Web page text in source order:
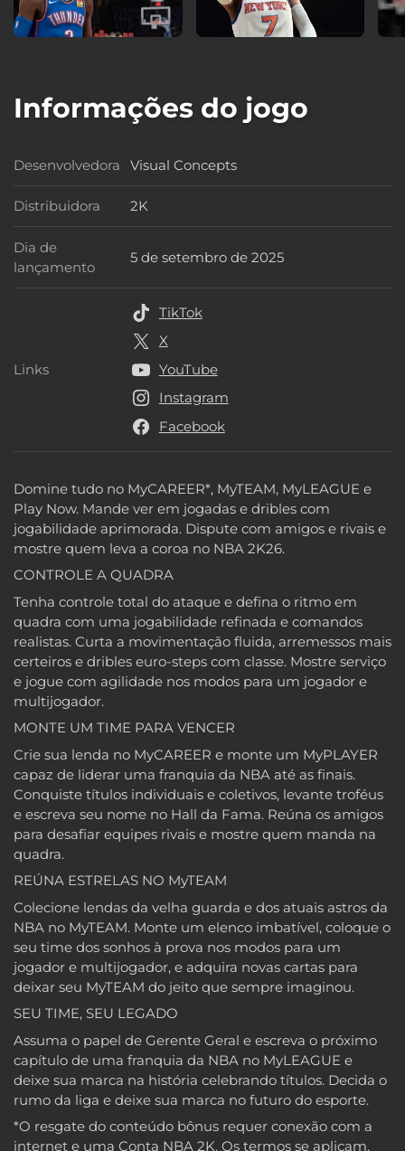
Informações do jogo
Domine tudo no MyCAREER*, MyTEAM, MyLEAGUE e
Play Now. Mande ver em jogadas e dribles com
jogabilidade aprimorada. Dispute com amigos e rivais e
mostre quem leva a coroa no NBA 2K26.
CONTROLE A QUADRA
Tenha controle total do ataque e defina o ritmo em
quadra com uma jogabilidade refinada e comandos
realistas. Curta a movimentação fluida, arremessos mais
certeiros e dribles euro-steps com classe. Mostre serviço
e jogue com agilidade nos modos para um jogador e
multijogador.
MONTE UM TIME PARA VENCER
Crie sua lenda no MyCAREER e monte um MyPLAYER
capaz de liderar uma franquia da NBA até as finais.
Conquiste títulos individuais e coletivos, levante troféus
e escreva seu nome no Hall da Fama. Reúna os amigos
para desafiar equipes rivais e mostre quem manda na
quadra.
REÚNA ESTRELAS NO MyTEAM
Colecione lendas da velha guarda e dos atuais astros da
NBA no MyTEAM. Monte um elenco imbatível, coloque o
seu time dos sonhos à prova nos modos para um
jogador e multijogador, e adquira novas cartas para
deixar seu MyTEAM do jeito que sempre imaginou.
SEU TIME, SEU LEGADO
Assuma o papel de Gerente Geral e escreva o próximo
capítulo de uma franquia da NBA no MyLEAGUE e
deixe sua marca na história celebrando títulos. Decida o
rumo da liga e deixe sua marca no futuro do esporte.
*O resgate do conteúdo bônus requer conexão com a
internet e uma Conta NBA 2K. Os termos se aplicam.
Desenvolvedora Desenvolvedora
Visual Concepts
Distribuidora Distribuidora
2K
Dia de
lançamento
Dia de lançamento
5 de setembro de 2025
Links Links
TikTok
X
YouTube
Instagram
Facebook